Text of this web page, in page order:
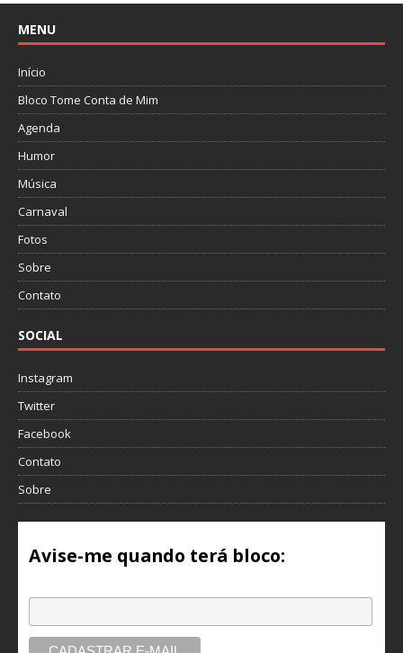
MENU
Início
Bloco Tome Conta de Mim
Agenda
Humor
Música
Carnaval
Fotos
Sobre
Contato
SOCIAL
Instagram
Twitter
Facebook
Contato
Sobre
Avise-me quando terá bloco: